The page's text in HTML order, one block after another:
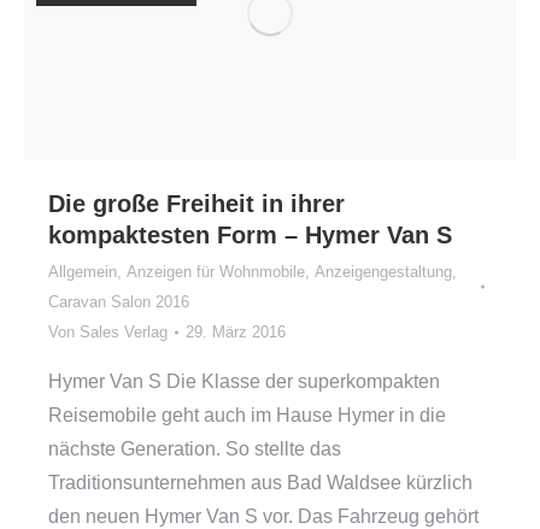
Die große Freiheit in ihrer
kompaktesten Form – Hymer Van S
Allgemein, Anzeigen für Wohnmobile, Anzeigengestaltung,
Caravan Salon 2016
Von Sales Verlag 29. März 2016
Hymer Van S Die Klasse der superkompakten
Reisemobile geht auch im Hause Hymer in die
nächste Generation. So stellte das
Traditionsunternehmen aus Bad Waldsee kürzlich
den neuen Hymer Van S vor. Das Fahrzeug gehört